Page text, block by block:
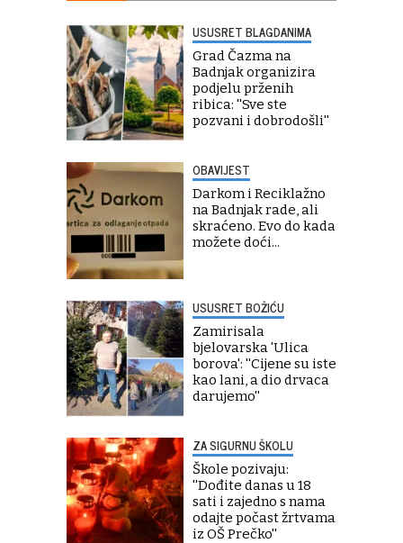
USUSRET BLAGDANIMA
Grad Čazma na
Badnjak organizira
podjelu prženih
ribica: ''Sve ste
pozvani i dobrodošli''
OBAVIJEST
Darkom i Reciklažno
na Badnjak rade, ali
skraćeno. Evo do kada
možete doći...
USUSRET BOŽIĆU
Zamirisala
bjelovarska 'Ulica
borova': ''Cijene su iste
kao lani, a dio drvaca
darujemo''
ZA SIGURNU ŠKOLU
Škole pozivaju:
''Dođite danas u 18
sati i zajedno s nama
odajte počast žrtvama
iz OŠ Prečko''